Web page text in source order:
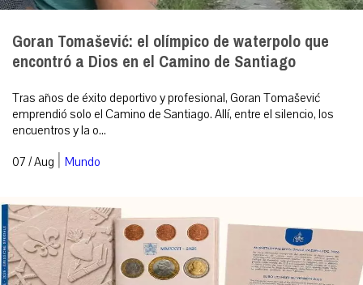
Goran Tomašević: el olímpico de waterpolo que
encontró a Dios en el Camino de Santiago
Tras años de éxito deportivo y profesional, Goran Tomašević
emprendió solo el Camino de Santiago. Allí, entre el silencio, los
encuentros y la o...
07 / Aug | Mundo